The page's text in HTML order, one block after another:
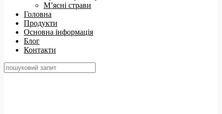
М’ясні страви
Головна
Продукти
Основна інформація
Блог
Контакти